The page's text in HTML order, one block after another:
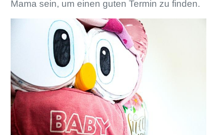
Mama sein, um einen guten Termin zu finden.